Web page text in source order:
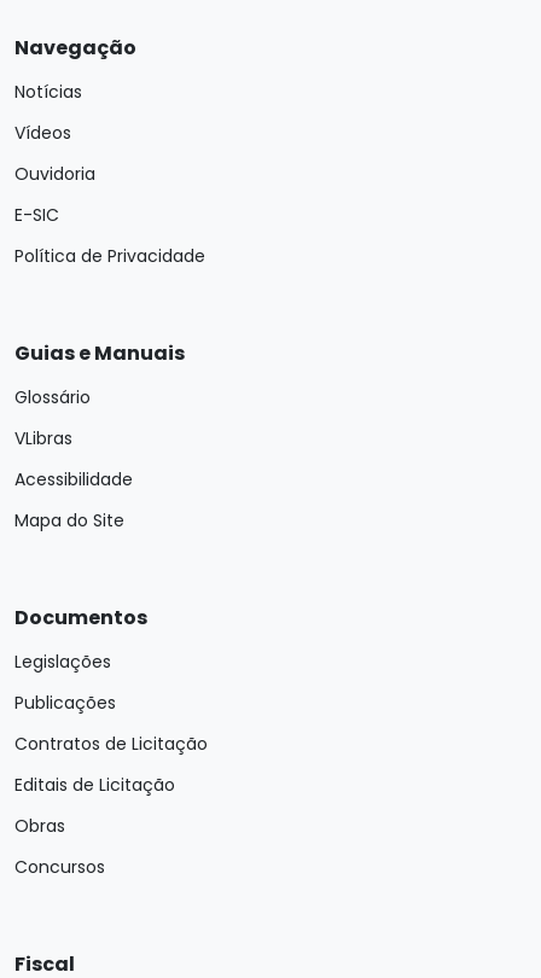
Navegação
Notícias
Vídeos
Ouvidoria
E-SIC
Política de Privacidade
Guias e Manuais
Glossário
VLibras
Acessibilidade
Mapa do Site
Documentos
Legislações
Publicações
Contratos de Licitação
Editais de Licitação
Obras
Concursos
Fiscal